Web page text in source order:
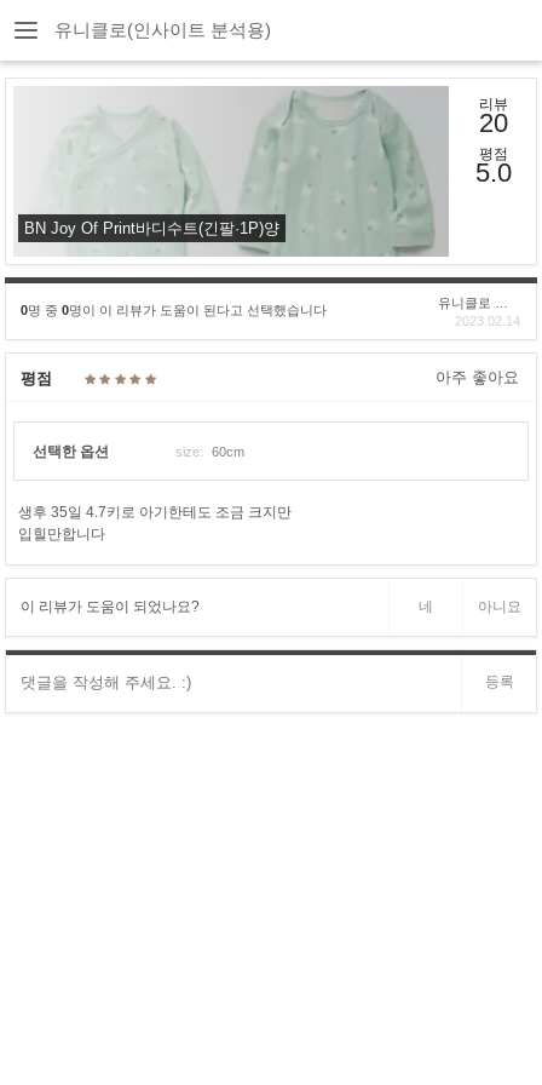
유니클로(인사이트 분석용)
BN Joy Of Print바디수트(긴팔·1P)양
리뷰
20
평점
5.0
0명 중 0명이 이 리뷰가 도움이 된다고 선택했습니다
2023.02.14
평점 아주 좋아요
선택한 옵션 size: 60cm
생후 35일 4.7키로 아기한테도 조금 크지만
입힐만합니다
이 리뷰가 도움이 되었나요? 네 아니요
등록